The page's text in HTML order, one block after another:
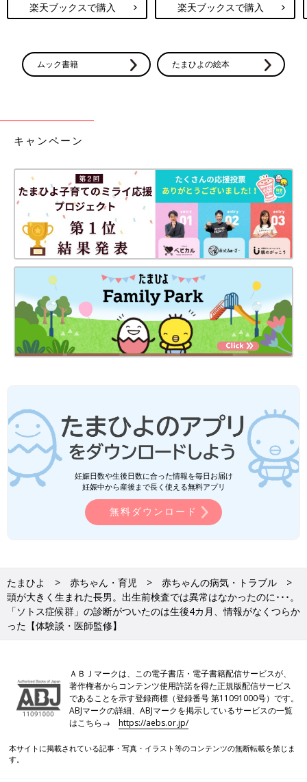
楽天ブックスで購入 楽天ブックスで購入
ムック書籍 たまひよの絵本
キャンペーン
妊娠日数や生後日数に合った情報を毎日お届け
妊娠中から産後まで長く使える無料アプリ
無料ダウンロード
たまひよ 赤ちゃん・育児
赤ちゃんの病気・トラブル
頭が大きく生まれた長男。出生前検査では異常はなかったのに･･･。
「ソトス症候群」の診断がついたのは生後4カ月、情報がなくつらか
った【体験談・医師監修】
ＡＢＪマークは、この電子書店・電子書籍配信サービスが、
著作権者からコンテンツ使用許諾を得た正規版配信サービス
であることを示す登録商標（登録番号 第11091000号）です。
ABJマークの詳細、ABJマークを掲示しているサービスの一覧
はこちら→https://aebs.or.jp/
本サイトに掲載されている記事・写真・イラスト等のコンテンツの無断転載を禁じま
す。